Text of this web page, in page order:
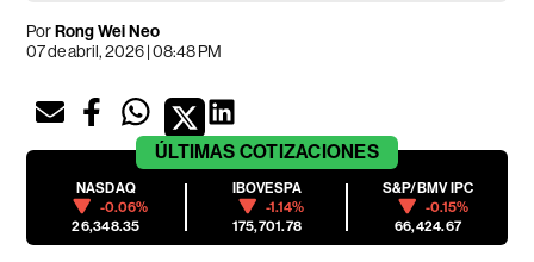
PorRong Wei Neo
07 de abril, 2026 | 08:48 PM
ÚLTIMAS COTIZACIONES
NASDAQ
-0.06%
26,348.35
IBOVESPA
-1.14%
175,701.78
S&P/BMV IPC
-0.15%
66,424.67